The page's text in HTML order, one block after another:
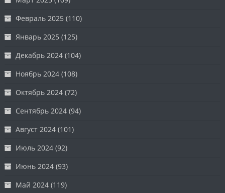
Февраль 2025 (110)
Январь 2025 (125)
Декабрь 2024 (104)
Ноябрь 2024 (108)
Октябрь 2024 (72)
Сентябрь 2024 (94)
Август 2024 (101)
Июль 2024 (92)
Июнь 2024 (93)
Май 2024 (119)